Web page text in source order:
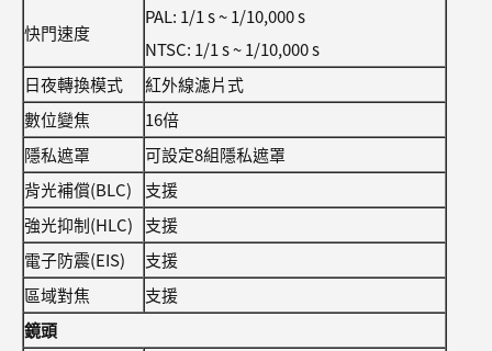
快門速度
PAL: 1/1 s ~ 1/10,000 s
NTSC: 1/1 s ~ 1/10,000 s
日夜轉換模式
紅外線濾片式
數位變焦
16倍
隱私遮罩
可設定8組隱私遮罩
背光補償(BLC)
支援
強光抑制(HLC) 支援
電子防震(EIS)
支援
區域對焦
支援
鏡頭